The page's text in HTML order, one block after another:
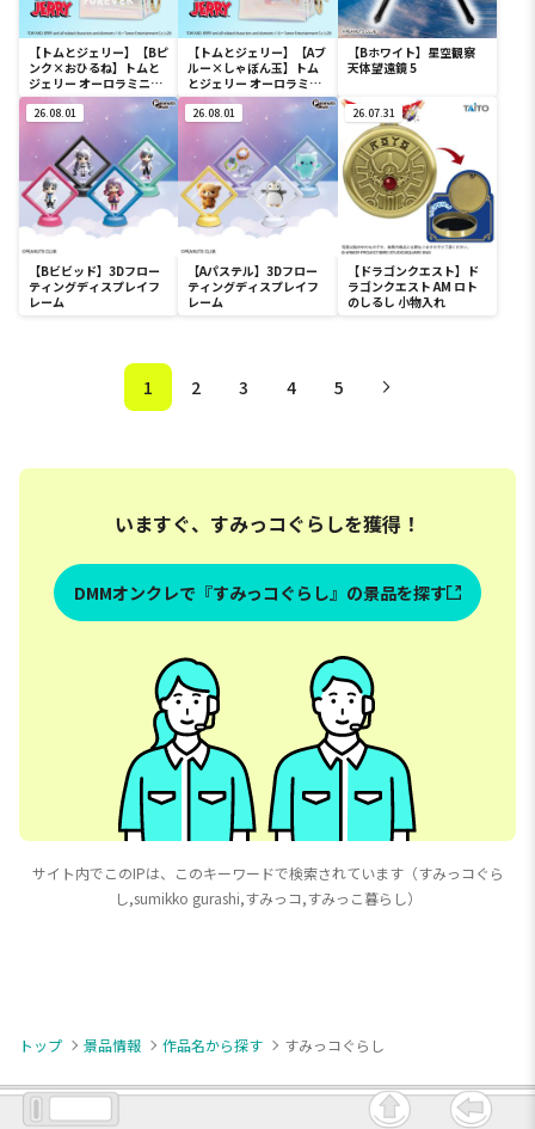
【トムとジェリー】【Bピ
ンク×おひるね】トムと
ジェリー オーロラミニポ
ーチ
【トムとジェリー】【Aブ
ルー×しゃぼん玉】トム
とジェリー オーロラミニ
ポーチ
【Bホワイト】星空観察
天体望遠鏡 5
26.08.01
【Bビビッド】3Dフロー
ティングディスプレイフ
レーム
26.08.01
【Aパステル】3Dフロー
ティングディスプレイフ
レーム
26.07.31
【ドラゴンクエスト】ド
ラゴンクエスト AM ロト
のしるし 小物入れ
1 2 3 4 5
いますぐ、すみっコぐらしを獲得！
DMMオンクレで『すみっコぐらし』の景品を探す
サイト内でこのIPは、このキーワードで検索されています（すみっコぐら
し,sumikko gurashi,すみっコ,すみっこ暮らし）
トップ 景品情報 作品名から探す すみっコぐらし